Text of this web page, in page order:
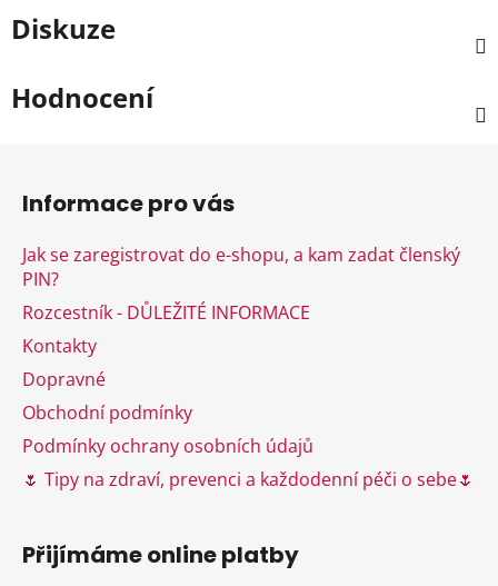
Diskuze
Hodnocení
Informace pro vás
Jak se zaregistrovat do e-shopu, a kam zadat členský
PIN?
Rozcestník - DŮLEŽITÉ INFORMACE
Kontakty
Dopravné
Obchodní podmínky
Podmínky ochrany osobních údajů
🌷 Tipy na zdraví, prevenci a každodenní péči o sebe🌷
Přijímáme online platby